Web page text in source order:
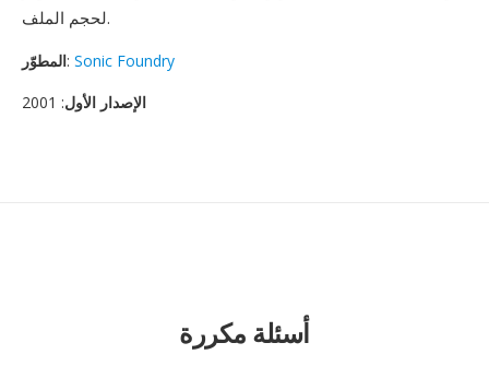
لحجم الملف.
المطوّر: Sonic Foundry
الإصدار الأول: 2001
أسئلة مكررة